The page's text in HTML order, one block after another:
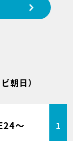
朝日）
～ 1